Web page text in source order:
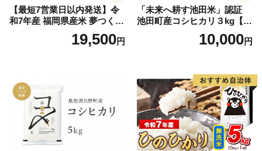
【最短7営業日以内発送】令
和7年産 福岡県産米 夢つくし
15kg 精米 ※北海道・沖縄・
19,500円
「未来へ耕す池田米」認証
池田町産コシヒカリ３kg【お
1人様につき３セットまで】
10,000円